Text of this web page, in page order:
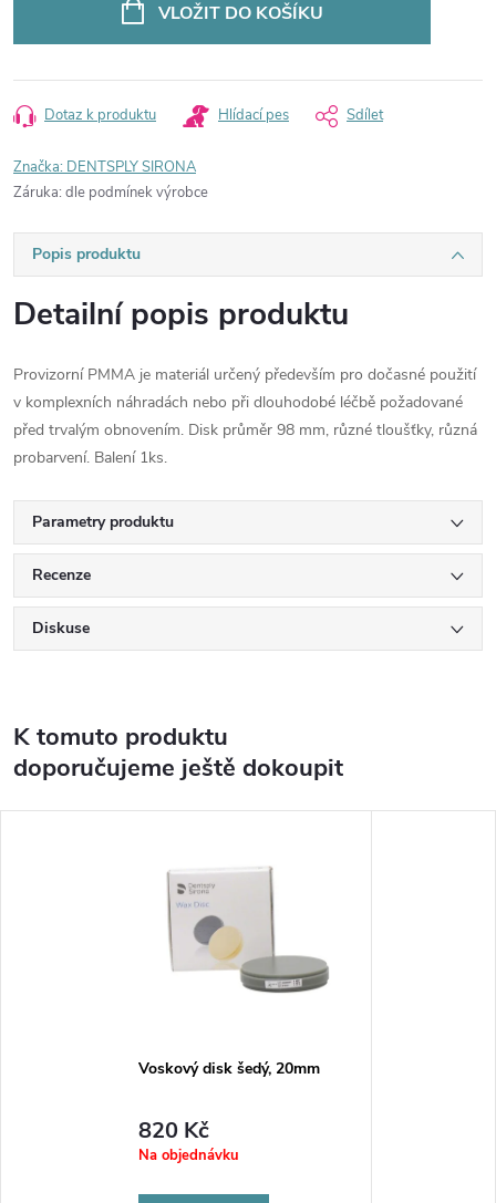
VLOŽIT DO KOŠÍKU
Dotaz k produktu Hlídací pes Sdílet
Značka: DENTSPLY SIRONA
Záruka: dle podmínek výrobce
Popis produktu
Detailní popis produktu
Provizorní PMMA je materiál určený především pro dočasné použití
v komplexních náhradách nebo při dlouhodobé léčbě požadované
před trvalým obnovením. Disk průměr 98 mm, různé tloušťky, různá
probarvení. Balení 1ks.
Parametry produktu
Recenze
Diskuse
K tomuto produktu
doporučujeme ještě dokoupit
Voskový disk šedý, 20mm
820 Kč
Na objednávku